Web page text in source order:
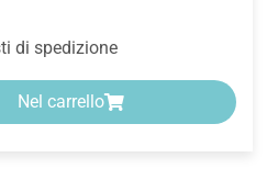
di spedizione
Nel carrello